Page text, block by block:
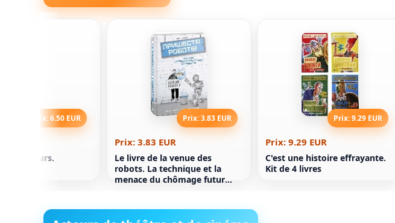
Prix: 6.50 EUR
voleurs.
Prix: 3.83 EUR
Prix: 3.83 EUR
Le livre de la venue des
robots. La technique et la
menace du chômage futur
Prix: 9.29 EUR
Prix: 9.29 EUR
C'est une histoire effrayante.
Kit de 4 livres